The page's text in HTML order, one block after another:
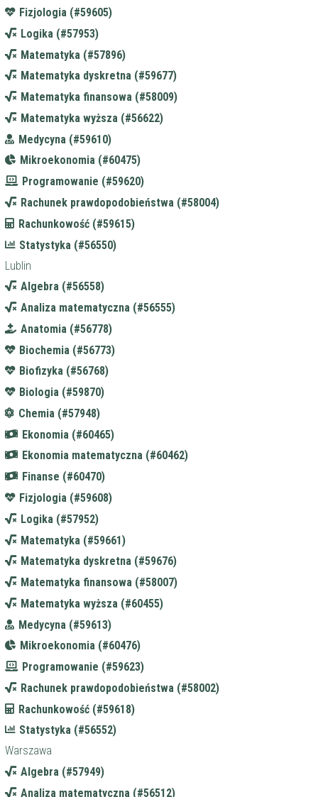
Fizjologia (#59605)
Logika (#57953)
Matematyka (#57896)
Matematyka dyskretna (#59677)
Matematyka finansowa (#58009)
Matematyka wyższa (#56622)
Medycyna (#59610)
Mikroekonomia (#60475)
Programowanie (#59620)
Rachunek prawdopodobieństwa (#58004)
Rachunkowość (#59615)
Statystyka (#56550)
Lublin
Algebra (#56558)
Analiza matematyczna (#56555)
Anatomia (#56778)
Biochemia (#56773)
Biofizyka (#56768)
Biologia (#59870)
Chemia (#57948)
Ekonomia (#60465)
Ekonomia matematyczna (#60462)
Finanse (#60470)
Fizjologia (#59608)
Logika (#57952)
Matematyka (#59661)
Matematyka dyskretna (#59676)
Matematyka finansowa (#58007)
Matematyka wyższa (#60455)
Medycyna (#59613)
Mikroekonomia (#60476)
Programowanie (#59623)
Rachunek prawdopodobieństwa (#58002)
Rachunkowość (#59618)
Statystyka (#56552)
Warszawa
Algebra (#57949)
Analiza matematyczna (#56512)